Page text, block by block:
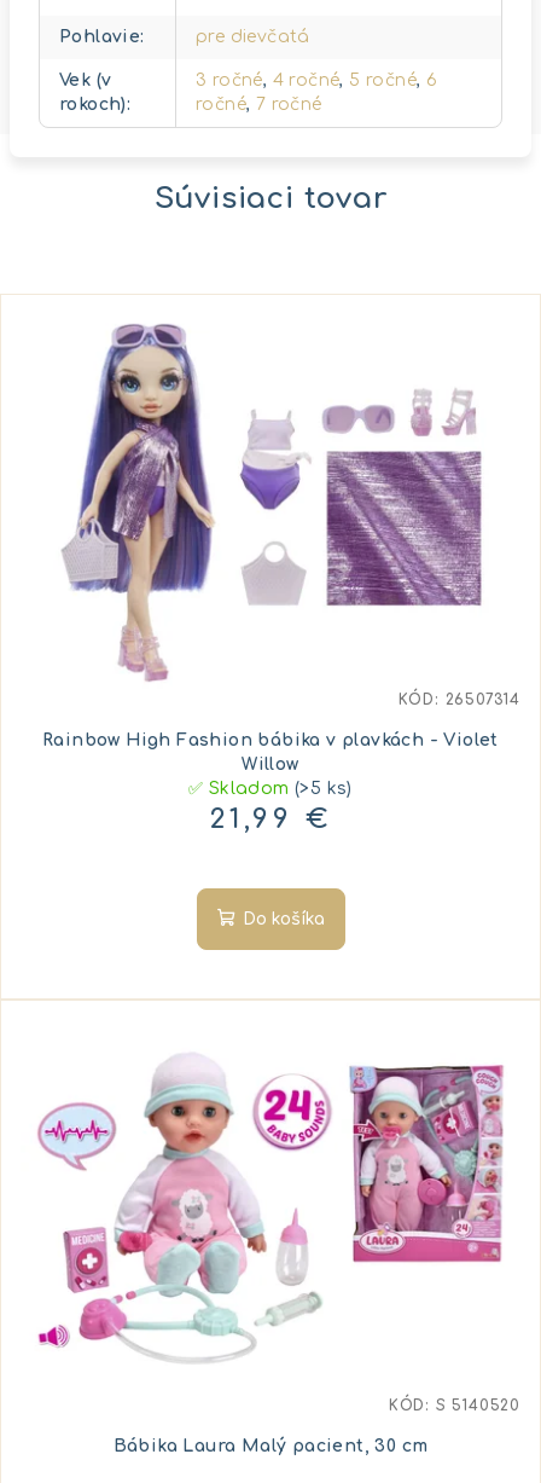
Pohlavie: pre dievčatá
Vek (v
rokoch):
3 ročné, 4 ročné, 5 ročné, 6
ročné, 7 ročné
Súvisiaci tovar
Rainbow High Fashion bábika v plavkách - Violet
Willow
✅ Skladom(>5 ks)
21,99 €
Do košíka
KÓD: 26507314
Bábika Laura Malý pacient, 30 cm
KÓD: S 5140520